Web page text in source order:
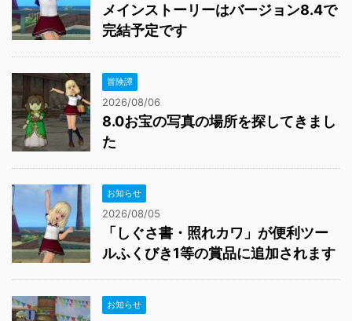
メインストーリーはバージョン8.4で
完結予定です
冒険譚
2026/08/06
8.0お宝の写真の場所を探してきまし
た
お知らせ
2026/08/05
「しぐさ書・照れカワ」が便利ツー
ルふくびき1等の賞品に追加されます
お知らせ